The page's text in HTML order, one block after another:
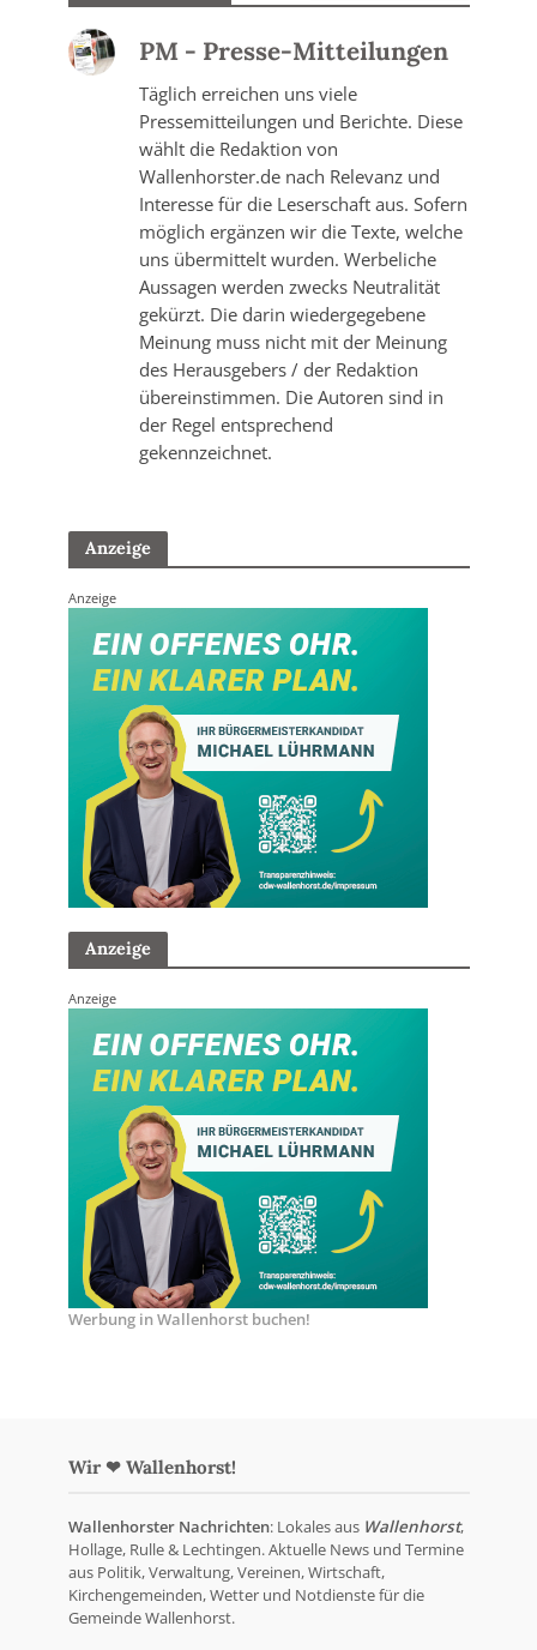
PM - Presse-Mitteilungen
Täglich erreichen uns viele
Pressemitteilungen und Berichte. Diese
wählt die Redaktion von
Wallenhorster.de nach Relevanz und
Interesse für die Leserschaft aus. Sofern
möglich ergänzen wir die Texte, welche
uns übermittelt wurden. Werbeliche
Aussagen werden zwecks Neutralität
gekürzt. Die darin wiedergegebene
Meinung muss nicht mit der Meinung
des Herausgebers / der Redaktion
übereinstimmen. Die Autoren sind in
der Regel entsprechend
gekennzeichnet.
Anzeige
Anzeige
Anzeige
Anzeige
Werbung in Wallenhorst buchen!
Wir ❤ Wallenhorst!
Wallenhorster Nachrichten: Lokales aus Wallenhorst,
Hollage, Rulle & Lechtingen. Aktuelle News und Termine
aus Politik, Verwaltung, Vereinen, Wirtschaft,
Kirchengemeinden, Wetter und Notdienste für die
Gemeinde Wallenhorst.